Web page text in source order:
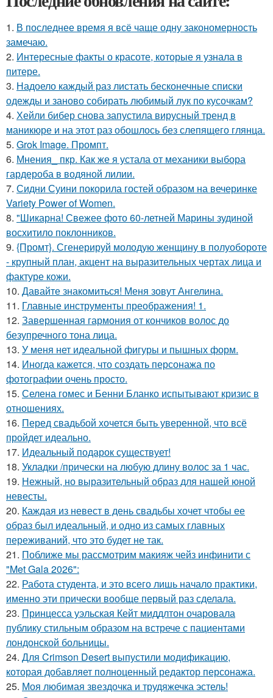
1. В последнее время я всё чаще одну закономерность
замечаю.
2. Интересные факты о красоте, которые я узнала в
питере.
3. Надоело каждый раз листать бесконечные списки
одежды и заново собирать любимый лук по кусочкам?
4. Хейли бибер снова запустила вирусный тренд в
маникюре и на этот раз обошлось без слепящего глянца.
5. Grok Image. Промпт.
6. Мнения_ пкр. Как же я устала от механики выбора
гардероба в водяной лилии.
7. Сидни Суини покорила гостей образом на вечеринке
Variety Power of Women.
8. "Шикарна! Свежее фото 60-летней Марины зудиной
восхитило поклонников.
9. {Промт}. Сгенерируй молодую женщину в полуобороте
- крупный план, акцент на выразительных чертах лица и
фактуре кожи.
10. Давайте знакомиться! Меня зовут Ангелина.
11. Главные инструменты преображения! 1.
12. Завершенная гармония от кончиков волос до
безупречного тона лица.
13. У меня нет идеальной фигуры и пышных форм.
14. Иногда кажется, что создать персонажа по
фотографии очень просто.
15. Селена гомес и Бенни Бланко испытывают кризис в
отношениях.
16. Перед свадьбой хочется быть уверенной, что всё
пройдет идеально.
17. Идеальный подарок существует!
18. Укладки /прически на любую длину волос за 1 час.
19. Нежный, но выразительный образ для нашей юной
невесты.
20. Каждая из невест в день свадьбы хочет чтобы ее
образ был идеальный, и одно из самых главных
переживаний, что это будет не так.
21. Поближе мы рассмотрим макияж чейз инфинити с
"Met Gala 2026":
22. Работа студента, и это всего лишь начало практики,
именно эти прически вообще первый раз сделала.
23. Принцесса уэльская Кейт миддлтон очаровала
публику стильным образом на встрече с пациентами
лондонской больницы.
24. Для Crimson Desert выпустили модификацию,
которая добавляет полноценный редактор персонажа.
25. Моя любимая звездочка и трудяжечка эстель!